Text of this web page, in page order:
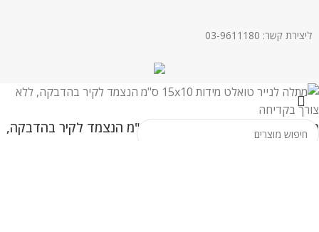
ליצירת קשר: 03-9611180
מתלה לנייר טואלט מידות 15×10 ס"מ הנצמד לקיר בהדבקה,